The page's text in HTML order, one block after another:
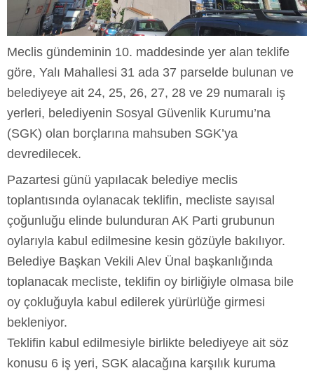
Meclis gündeminin 10. maddesinde yer alan teklife
göre, Yalı Mahallesi 31 ada 37 parselde bulunan ve
belediyeye ait 24, 25, 26, 27, 28 ve 29 numaralı iş
yerleri, belediyenin Sosyal Güvenlik Kurumu’na
(SGK) olan borçlarına mahsuben SGK’ya
devredilecek.
Pazartesi günü yapılacak belediye meclis
toplantısında oylanacak teklifin, mecliste sayısal
çoğunluğu elinde bulunduran AK Parti grubunun
oylarıyla kabul edilmesine kesin gözüyle bakılıyor.
Belediye Başkan Vekili Alev Ünal başkanlığında
toplanacak mecliste, teklifin oy birliğiyle olmasa bile
oy çokluğuyla kabul edilerek yürürlüğe girmesi
bekleniyor.
Teklifin kabul edilmesiyle birlikte belediyeye ait söz
konusu 6 iş yeri, SGK alacağına karşılık kuruma